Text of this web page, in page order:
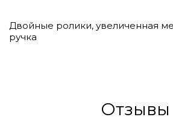
Двойные ролики, увеличенная
ручка
Отзывы